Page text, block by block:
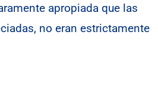
apropiada que las
no eran estrictamente